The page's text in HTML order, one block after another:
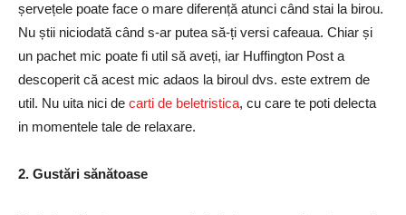
șervețele poate face o mare diferență atunci când stai la birou.
Nu știi niciodată când s-ar putea să-ți versi cafeaua. Chiar și
un pachet mic poate fi util să aveți, iar Huffington Post a
descoperit că acest mic adaos la biroul dvs. este extrem de
util. Nu uita nici de carti de beletristica, cu care te poti delecta
in momentele tale de relaxare.
2. Gustări sănătoase